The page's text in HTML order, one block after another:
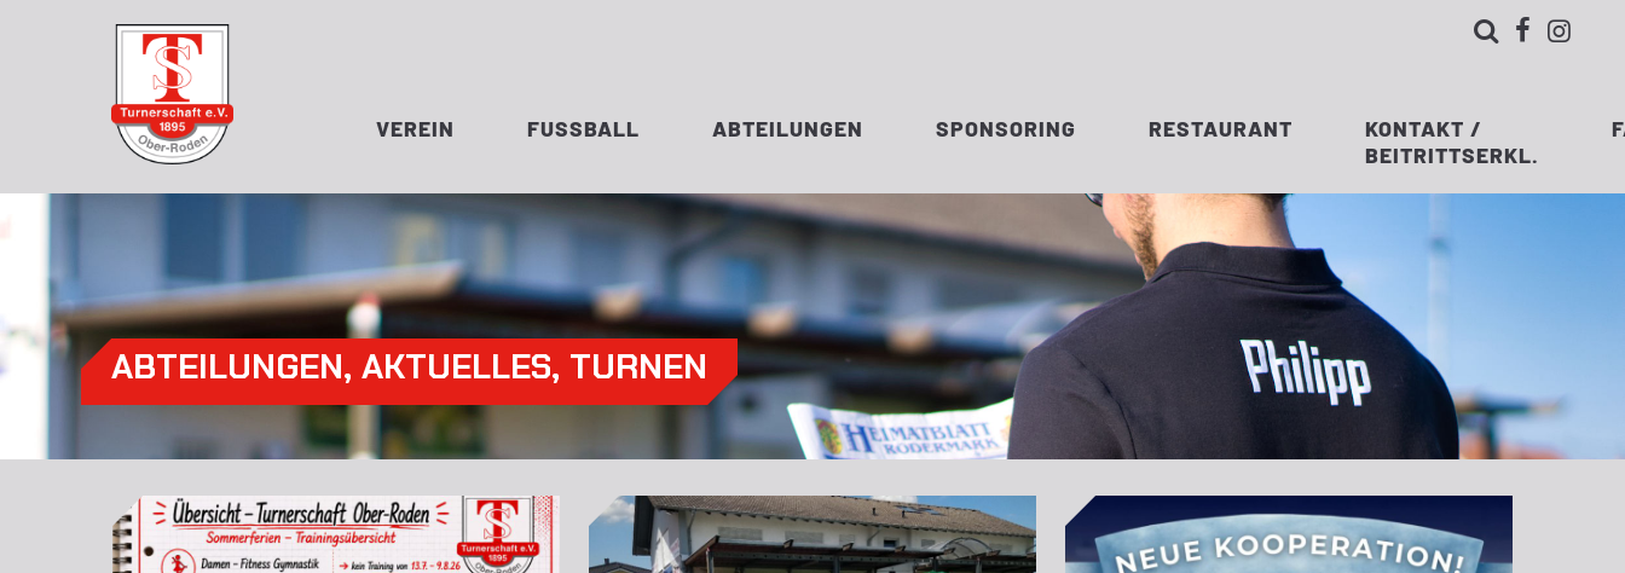
  
VEREIN FUSSBALL ABTEILUNGEN SPONSORING RESTAURANT
KONTAKT /
BEITRITTSERKL.
ABTEILUNGEN,AKTUELLES, TURNEN